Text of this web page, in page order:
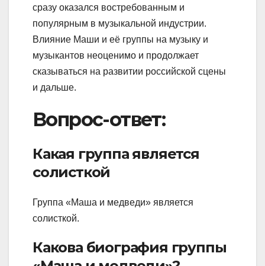
сразу оказался востребованным и
популярным в музыкальной индустрии.
Влияние Маши и её группы на музыку и
музыкантов неоценимо и продолжает
сказываться на развитии российской сцены
и дальше.
Вопрос-ответ:
Какая группа является
солисткой
Группа «Маша и медведи» является
солисткой.
Какова биография группы